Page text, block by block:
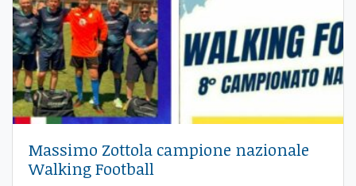
Massimo Zottola campione nazionale
Walking Football